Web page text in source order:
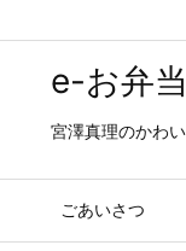
e-お弁
宮澤真理のかわ
ごあいさつ